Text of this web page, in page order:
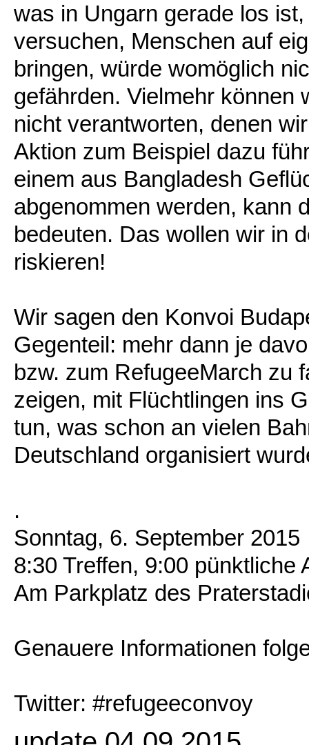
was in Ungarn gerade los
versuchen, Menschen auf
bringen, würde womöglich
gefährden. Vielmehr können
nicht verantworten, denen
Aktion zum Beispiel dazu
einem aus Bangladesh
abgenommen werden, kann
bedeuten. Das wollen wir in
riskieren!
Wir sagen den Konvoi
Gegenteil: mehr dann je
bzw. zum RefugeeMarch zu
zeigen, mit Flüchtlingen ins
tun, was schon an vielen
Deutschland organisiert
.
Sonntag, 6. September 2015
8:30 Treffen, 9:00 pünktliche
Am Parkplatz des
Genauere Informationen
Twitter: #refugeeconvoy